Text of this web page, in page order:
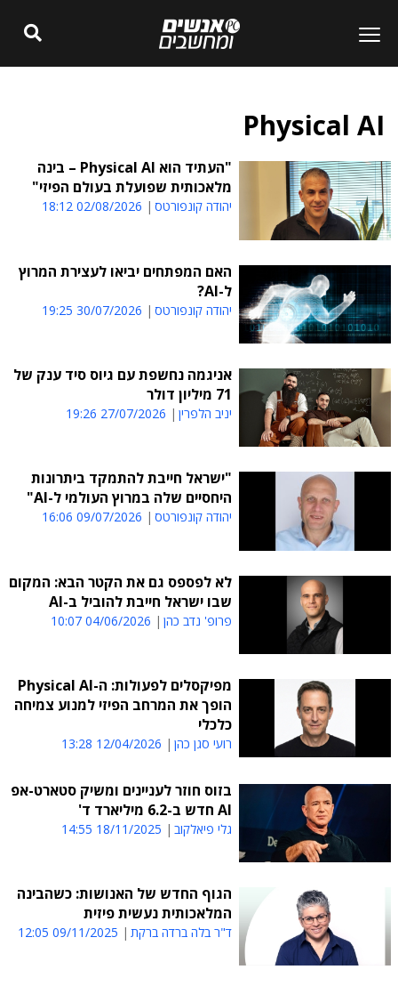
Physical AI
"העתיד הוא Physical AI – בינה
מלאכותית שפועלת בעולם הפיזי"
יהודה קונפורטס 02/08/2026 18:12
האם המפתחים יביאו לעצירת המרוץ
ל-AI?
יהודה קונפורטס 30/07/2026 19:25
אניגמה נחשפת עם גיוס סיד ענק של
71 מיליון דולר
יניב הלפרין 27/07/2026 19:26
"ישראל חייבת להתמקד ביתרונות
היחסיים שלה במרוץ העולמי ל-AI"
יהודה קונפורטס 09/07/2026 16:06
לא לפספס גם את הקטר הבא: המקום
שבו ישראל חייבת להוביל ב-AI
פרופ' נדב כהן 04/06/2026 10:07
מפיקסלים לפעולות: ה-Physical AI
הופך את המרחב הפיזי למנוע צמיחה
כלכלי
רועי סגן כהן 12/04/2026 13:28
בזוס חוזר לעניינים ומשיק סטארט-אפ
AI חדש ב-6.2 מיליארד ד'
גלי פיאלקוב 18/11/2025 14:55
הגוף החדש של האנושות: כשהבינה
המלאכותית נעשית פיזית
ד"ר בלה ברדה ברקת 09/11/2025 12:05